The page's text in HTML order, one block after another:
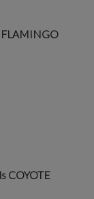
FLAMINGO
COYOTE